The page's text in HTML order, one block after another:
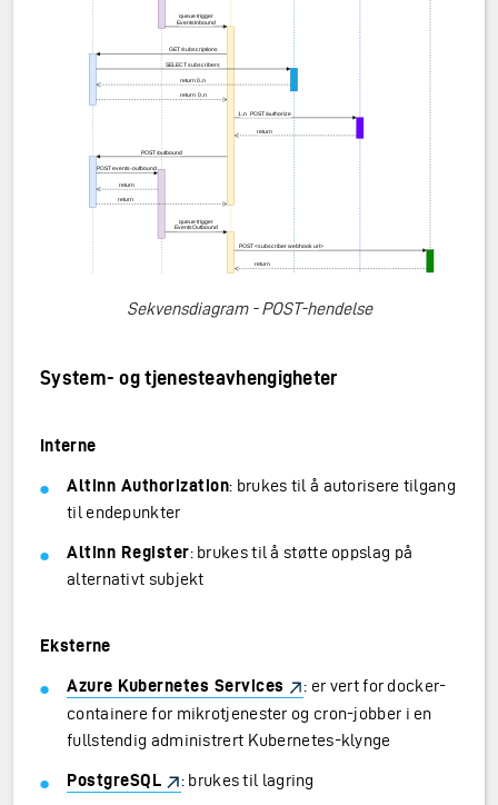
Sekvensdiagram - POST-hendelse
System- og tjenesteavhengigheter
Interne
Altinn Authorization: brukes til å autorisere tilgang
til endepunkter
Altinn Register: brukes til å støtte oppslag på
alternativt subjekt
Eksterne
Azure Kubernetes Services
: er vert for docker-
containere for mikrotjenester og cron-jobber i en
fullstendig administrert Kubernetes-klynge
PostgreSQL : brukes til lagring